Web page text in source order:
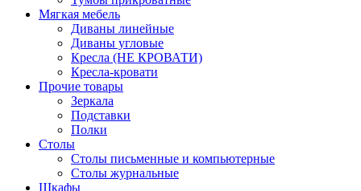
Мягкая мебель
Диваны линейные
Диваны угловые
Кресла (НЕ КРОВАТИ)
Кресла-кровати
Прочие товары
Зеркала
Подставки
Полки
Столы
Столы письменные и компьютерные
Столы журнальные
Шкафы